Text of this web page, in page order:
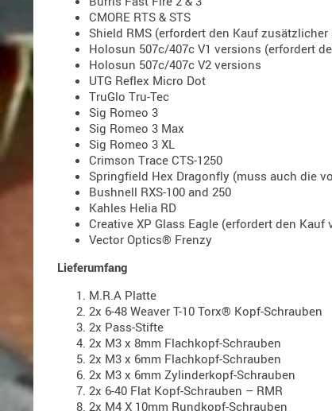
CMORE RTS & STS
Shield RMS (erfordert den Kauf zusätzlicher
Holosun 507c/407c V1 versions (erfordert
Holosun 507c/407c V2 versions
UTG Reflex Micro Dot
TruGlo Tru-Tec
Sig Romeo 3
Sig Romeo 3 Max
Sig Romeo 3 XL
Crimson Trace CTS-1250
Springfield Hex Dragonfly (muss auch die
Bushnell RXS-100 and 250
Kahles Helia RD
Creative XP Glass Eagle (erfordert den Kauf
Vector Optics® Frenzy
Lieferumfang
M.R.A Platte
2x 6-48 Weaver T-10 Torx® Kopf-Schrauben
2x Pass-Stifte
2x M3 x 8mm Flachkopf-Schrauben
2x M3 x 6mm Flachkopf-Schrauben
2x M3 x 6mm Zylinderkopf-Schrauben
2x 6-40 Flat Kopf-Schrauben – RMR
2x M4 X 10mm Rundkopf-Schrauben